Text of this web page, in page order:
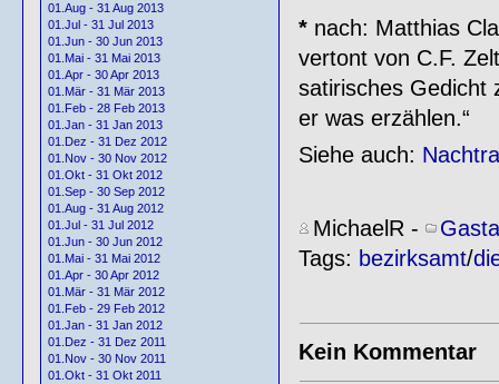
01.Aug - 31 Aug 2013
01.Jul - 31 Jul 2013
01.Jun - 30 Jun 2013
01.Mai - 31 Mai 2013
01.Apr - 30 Apr 2013
01.Mär - 31 Mär 2013
01.Feb - 28 Feb 2013
01.Jan - 31 Jan 2013
01.Dez - 31 Dez 2012
01.Nov - 30 Nov 2012
01.Okt - 31 Okt 2012
01.Sep - 30 Sep 2012
01.Aug - 31 Aug 2012
01.Jul - 31 Jul 2012
01.Jun - 30 Jun 2012
01.Mai - 31 Mai 2012
01.Apr - 30 Apr 2012
01.Mär - 31 Mär 2012
01.Feb - 29 Feb 2012
01.Jan - 31 Jan 2012
01.Dez - 31 Dez 2011
01.Nov - 30 Nov 2011
01.Okt - 31 Okt 2011
*nach: Matthias
vertont von C.F.
satirisches Gedicht
er was erzählen.“
Siehe auch:
MichaelR -
Tags: bezirksamt/
Kein Kommentar